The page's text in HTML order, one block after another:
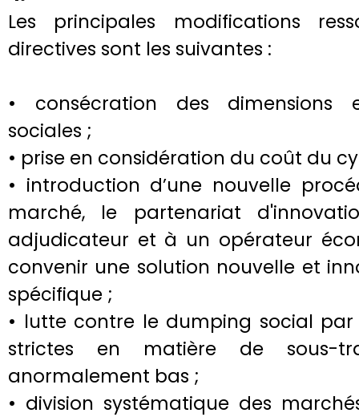
Les principales modifications
directives sont les suivantes :
• consécration des dimensions
sociales ;
• prise en considération du coût du
• introduction d’une nouvelle
marché, le partenariat
adjudicateur et à un opérateur
convenir une solution nouvelle et
spécifique ;
• lutte contre le dumping social
strictes en matière de sous-
anormalement bas ;
• division systématique des